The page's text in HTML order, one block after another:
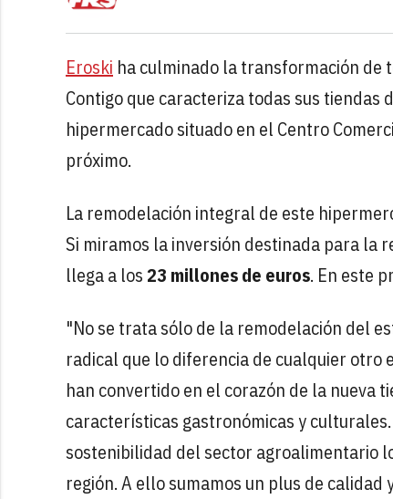
Eroski ha culminado la transformación de
Contigo que caracteriza todas sus
hipermercado situado en el Centro
próximo.
La remodelación integral de este
Si miramos la inversión destinada para la
llega a los23 millones de euros. En este
"No se trata sólo de la remodelación del
radical que lo diferencia de cualquier otro
han convertido en el corazón de la nueva
características gastronómicas y
sostenibilidad del sector agroalimentario
región. A ello sumamos un plus de